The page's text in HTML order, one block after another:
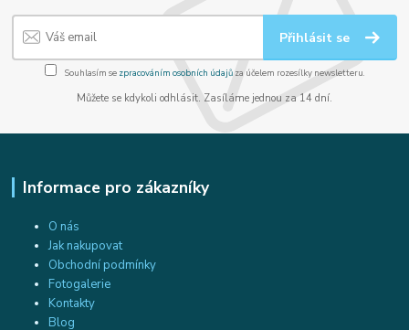
Přihlásit se
Souhlasím se zpracováním osobních údajůza účelem rozesílky newsletteru.
Můžete se kdykoli odhlásit. Zasíláme jednou za 14 dní.
Informace pro zákazníky
O nás
Jak nakupovat
Obchodní podmínky
Fotogalerie
Kontakty
Blog